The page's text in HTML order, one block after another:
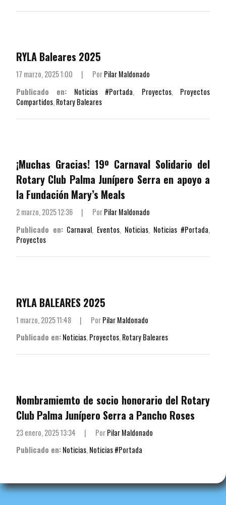
RYLA Baleares 2025
17 marzo, 2025 1:00 | PorPilar Maldonado
Publicado en:
Noticias #Portada, Proyectos, Proyectos
Compartidos, Rotary Baleares
¡Muchas Gracias! 19º Carnaval Solidario del
Rotary Club Palma Junípero Serra en apoyo a
la Fundación Mary’s Meals
2 marzo, 2025 12:36 | PorPilar Maldonado
Publicado en: Carnaval, Eventos, Noticias, Noticias #Portada,
Proyectos
RYLA BALEARES 2025
1 marzo, 2025 11:48 | PorPilar Maldonado
Publicado en:Noticias, Proyectos, Rotary Baleares
Nombramiemto de socio honorario del Rotary
Club Palma Junípero Serra a Pancho Roses
23 enero, 2025 13:34 | PorPilar Maldonado
Publicado en:Noticias, Noticias #Portada